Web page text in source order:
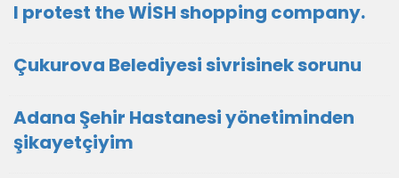
I protest the WİSH shopping company.
Çukurova Belediyesi sivrisinek sorunu
Adana Şehir Hastanesi yönetiminden
şikayetçiyim